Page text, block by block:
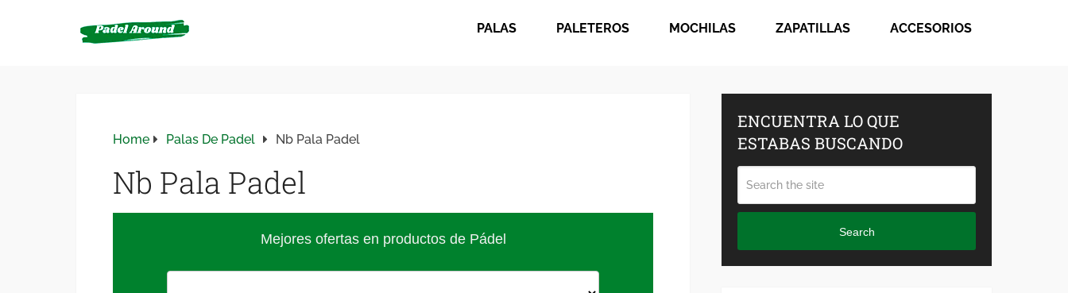
PALAS PALETEROS MOCHILAS ZAPATILLAS ACCESORIOS
Home Palas De Padel Nb Pala Padel
Nb Pala Padel
Mejores ofertas en productos de Pádel
ENCUENTRA LO QUE
ESTABAS BUSCANDO
Search